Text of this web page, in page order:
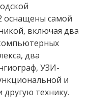
оснащены самой
включая два
два
УЗИ-
и
другую технику.